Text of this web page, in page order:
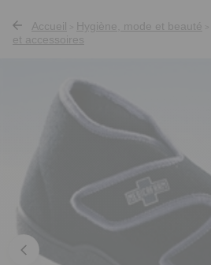
Accueil Hygiène, mode et beauté
et accessoires